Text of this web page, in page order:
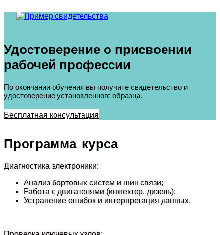
Удостоверение о присвоении
рабочей профессии
По окончании обучения вы получите свидетельство и
удостоверение установленного образца.
Бесплатная консультация
Программа курса
Диагностика электроники:
Анализ бортовых систем и шин связи;
Работа с двигателями (инжектор, дизель);
Устранение ошибок и интерпретация данных.